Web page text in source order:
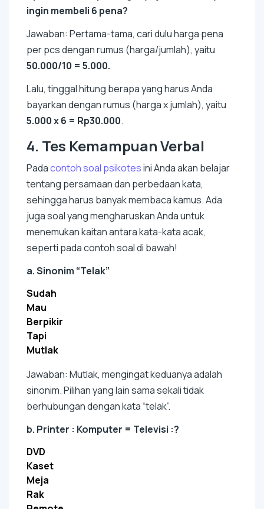
ingin membeli 6 pena?
Jawaban: Pertama-tama, cari dulu harga pena
per pcs dengan rumus (harga/jumlah), yaitu
50.000/10 = 5.000.
Lalu, tinggal hitung berapa yang harus Anda
bayarkan dengan rumus (harga x jumlah), yaitu
5.000 x 6 = Rp30.000.
4. Tes Kemampuan Verbal
Padacontoh soal psikotesini Anda akan belajar
tentang persamaan dan perbedaan kata,
sehingga harus banyak membaca kamus. Ada
juga soal yang mengharuskan Anda untuk
menemukan kaitan antara kata-kata acak,
seperti pada contoh soal di bawah!
a. Sinonim “Telak”
Sudah
Mau
Berpikir
Tapi
Mutlak
Jawaban: Mutlak, mengingat keduanya adalah
sinonim. Pilihan yang lain sama sekali tidak
berhubungan dengan kata “telak”.
b. Printer : Komputer = Televisi :?
DVD
Kaset
Meja
Rak